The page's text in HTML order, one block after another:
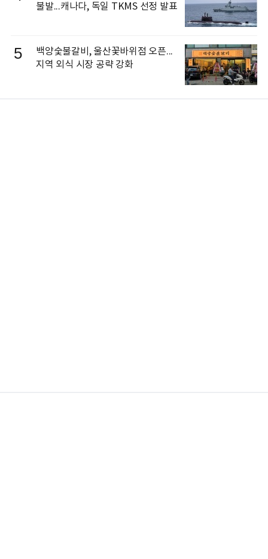
불발...캐나다, 독일 TKMS 선정 발표
5
백양숯불갈비, 울산꽃바위점 오픈...
지역 외식 시장 공략 강화